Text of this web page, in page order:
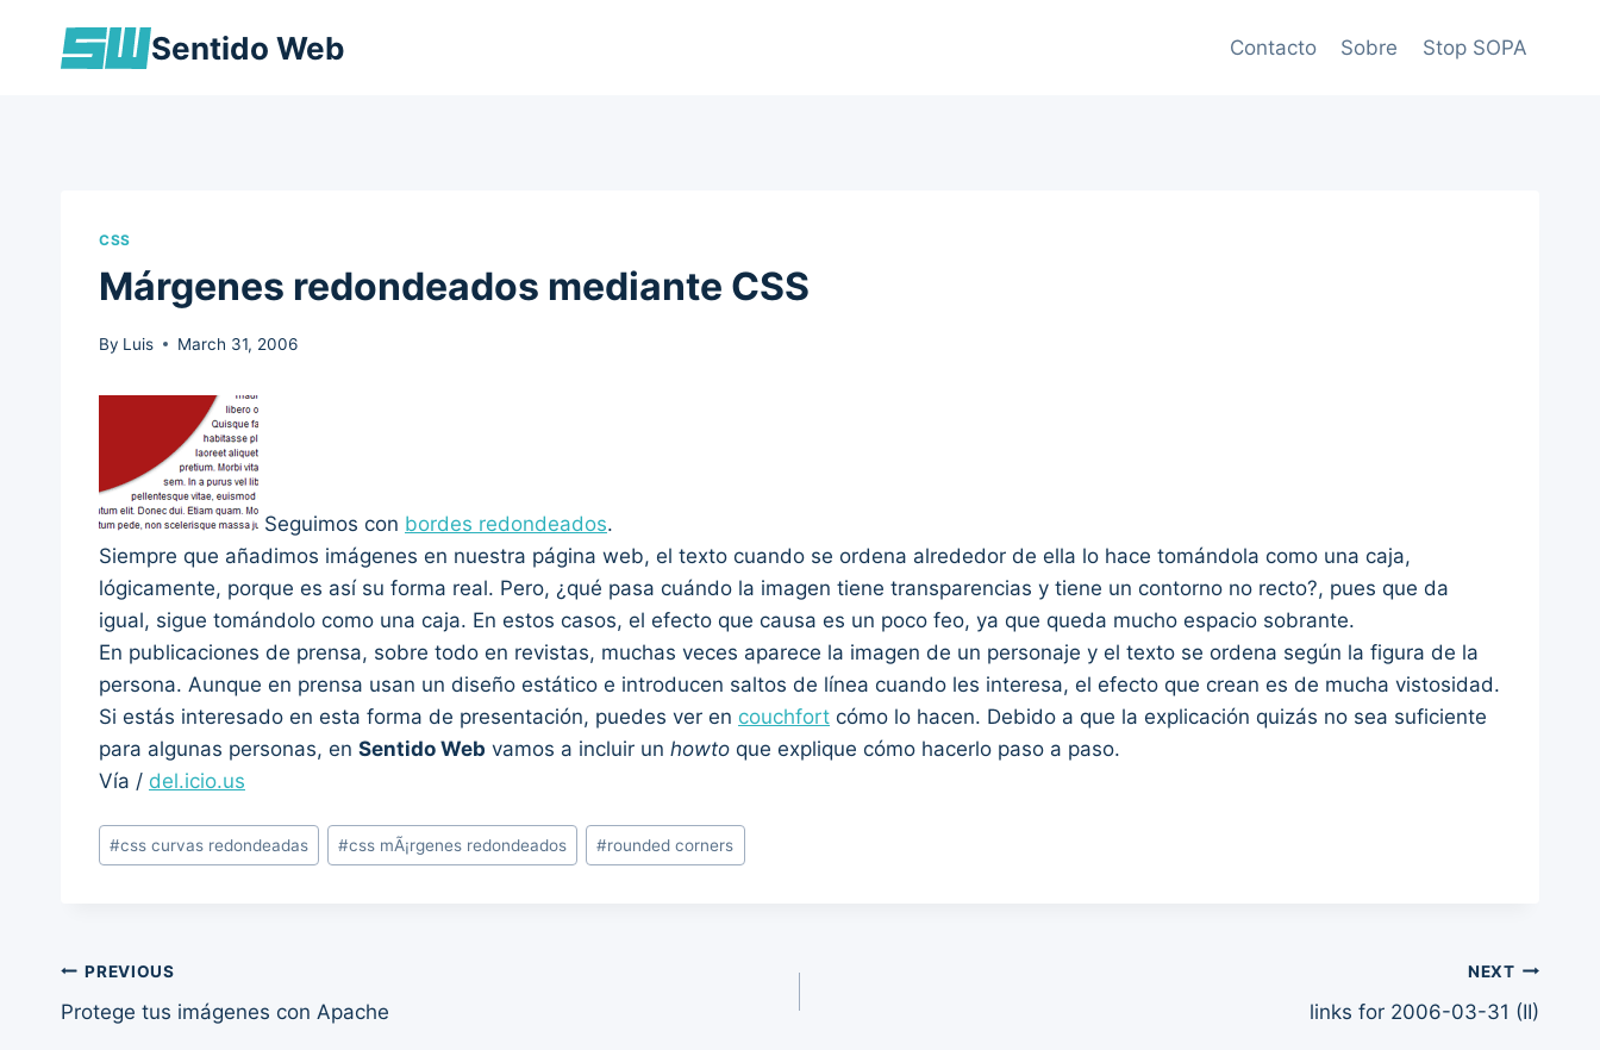
Sentido Web Contacto Sobre Stop SOPA
CSS
Márgenes redondeados mediante CSS
By Luis March 31, 2006
Seguimos con bordes redondeados.
Siempre que añadimos imágenes en nuestra página web, el texto cuando se ordena alrededor de ella lo hace tomándola como una caja,
lógicamente, porque es así su forma real. Pero, ¿qué pasa cuándo la imagen tiene transparencias y tiene un contorno no recto?, pues que da
igual, sigue tomándolo como una caja. En estos casos, el efecto que causa es un poco feo, ya que queda mucho espacio sobrante.
En publicaciones de prensa, sobre todo en revistas, muchas veces aparece la imagen de un personaje y el texto se ordena según la figura de la
persona. Aunque en prensa usan un diseño estático e introducen saltos de línea cuando les interesa, el efecto que crean es de mucha vistosidad.
Si estás interesado en esta forma de presentación, puedes ver en couchfort cómo lo hacen. Debido a que la explicación quizás no sea suficiente
para algunas personas, en Sentido Web vamos a incluir un howto que explique cómo hacerlo paso a paso.
Vía / del.icio.us
Post
Tags:
#css curvas redondeadas #css mÃ¡rgenes redondeados #rounded corners
Post
navigation
PREVIOUS
Protege tus imágenes con Apache
NEXT
links for 2006-03-31 (II)